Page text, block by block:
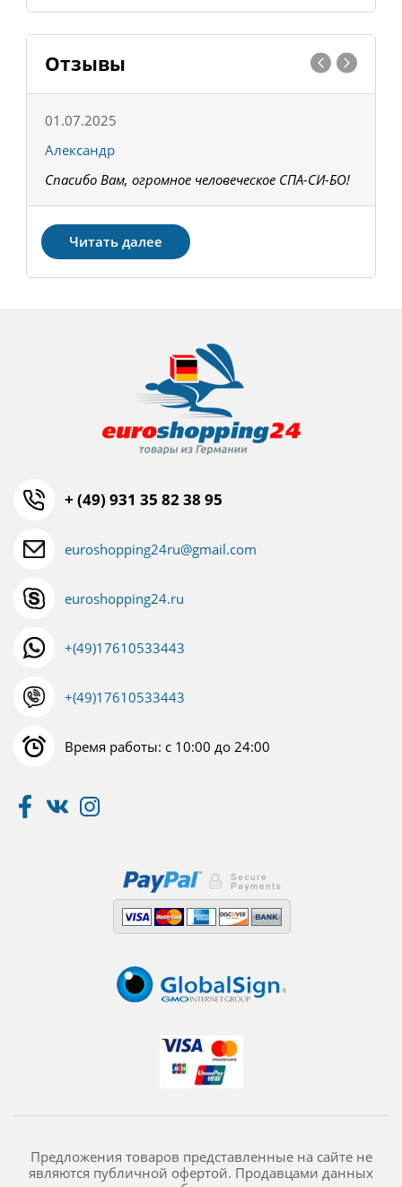
Отзывы
01.07.2025
Александр
Спасибо Вам, огромное человеческое СПА-СИ-БО!
Читать далее
+ (49) 931 35 82 38 95
euroshopping24ru@gmail.com
euroshopping24.ru
+(49)17610533443
+(49)17610533443
Время работы: с 10:00 до 24:00
Предложения товаров представленные на сайте не
являются публичной офертой. Продавцами данных